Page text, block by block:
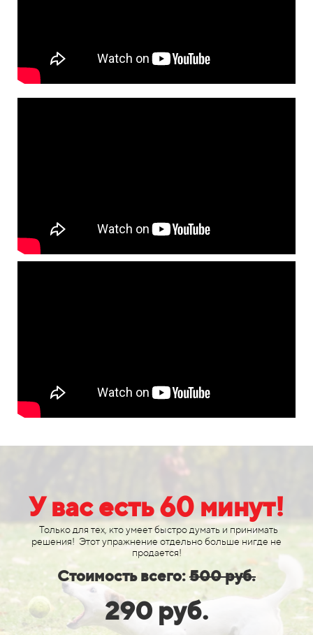
У вас есть 60 минут!
Только для тех, кто умеет быстро думать и принимать
решения! Этот упражнение отдельно больше нигде не
продается!
Стоимость всего:500 руб.
290 руб.